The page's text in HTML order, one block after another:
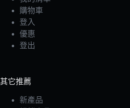
購物車
登入
優惠
登出
其它推薦
新產品